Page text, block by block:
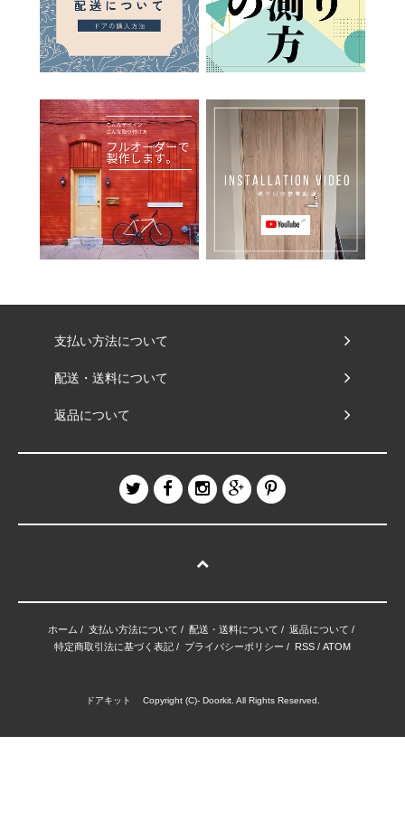
支払い方法について
配送・送料について
返品について
ホーム / 支払い方法について / 配送・送料について / 返品について /
特定商取引法に基づく表記 / プライバシーポリシー / RSS / ATOM
ドアキット Copyright (C)- Doorkit. All Rights Reserved.